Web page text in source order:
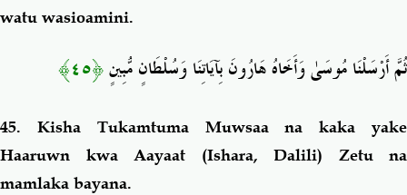
watu wasioamini.
ثُمَّ أَرْسَلْنَا مُوسَىٰ وَأَخَاهُ هَارُونَ بِآيَاتِنَا وَسُلْطَانٍ مُّبِينٍ﴿٤٥﴾
45. Kisha Tukamtuma Muwsaa na kaka yake
Haaruwn kwa Aayaat (Ishara, Dalili) Zetu na
mamlaka bayana.